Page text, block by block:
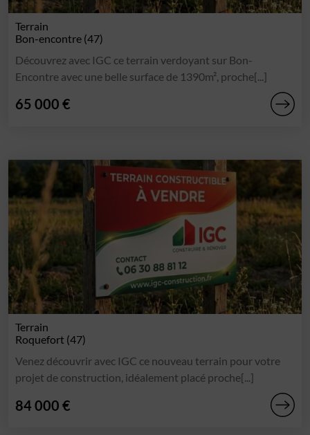
Terrain
Bon-encontre (47)
Découvrez avec IGC ce terrain verdoyant sur Bon-
Encontre avec une belle surface de 1390m², proche[...]
65 000 €
Terrain
Roquefort (47)
Venez découvrir avec IGC ce nouveau terrain pour votre
projet de construction, idéalement placé proche[...]
84 000 €